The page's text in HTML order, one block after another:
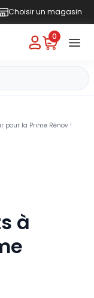
Choisir un magasin
0
pour la Prime Rénov !
à